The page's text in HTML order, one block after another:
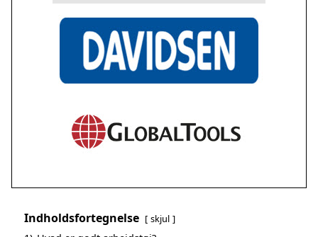
Indholdsfortegnelse skjul